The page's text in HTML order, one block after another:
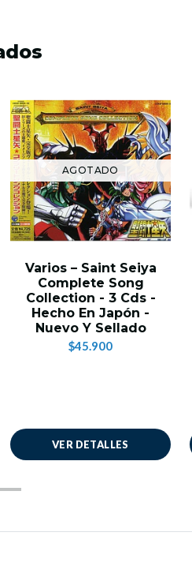
AGOTADO
Varios ‎– Saint Seiya
Complete Song
Collection - 3 Cds -
Hecho En Japón -
Nuevo Y Sellado
$45.900
VER DETALLES